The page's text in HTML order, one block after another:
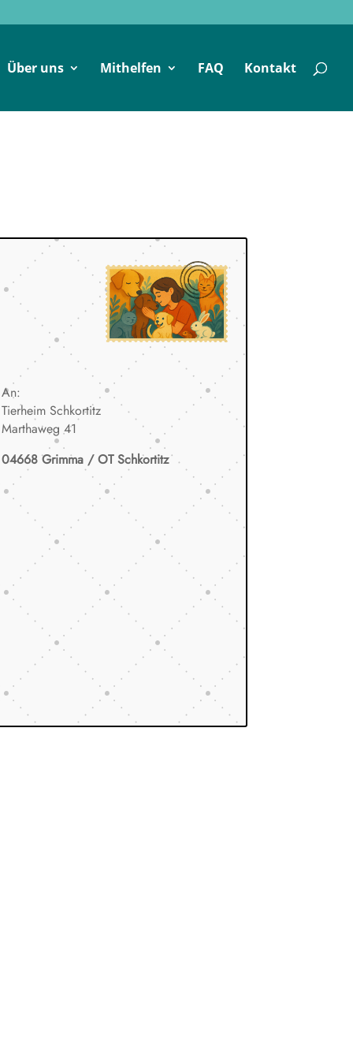
Über uns Mithelfen FAQ Kontakt
An:
Tierheim Schkortitz
Marthaweg 41
04668 Grimma / OT Schkortitz